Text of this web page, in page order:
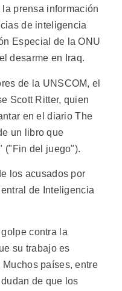
prensa información
de inteligencia
Especial de la ONU
desarme en Iraq.
de la UNSCOM, el
Scott Ritter, quien
en el diario The
un libro que
("Fin del juego").
los acusados por
de Inteligencia
contra la
su trabajo es
países, entre
de que los